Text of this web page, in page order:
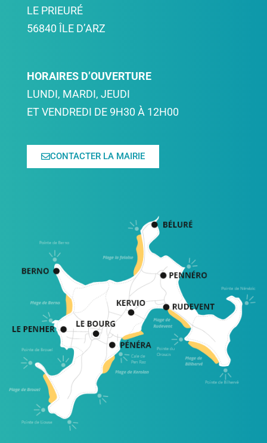
LE PRIEURÉ
56840 ÎLE D’ARZ
HORAIRES D’OUVERTURE
LUNDI, MARDI, JEUDI
ET VENDREDI DE 9H30 À 12H00
CONTACTER LA MAIRIE